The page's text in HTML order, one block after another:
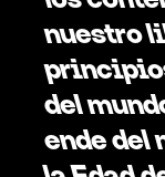
nuestro
del
ende del